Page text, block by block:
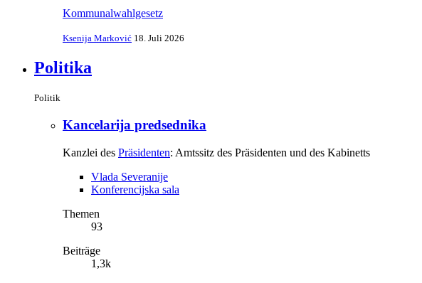
Kommunalwahlgesetz
Ksenija Marković 18. Juli 2026
Politika
Politik
Kancelarija predsednika
Kanzlei des Präsidenten: Amtssitz des Präsidenten und des Kabinetts
Vlada Severanije
Konferencijska sala
Themen
93
Beiträge
1,3k